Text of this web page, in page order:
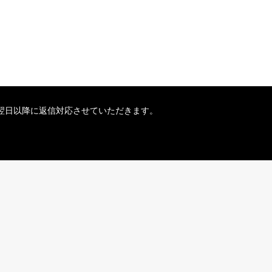
以降に返信対応させていただきます。